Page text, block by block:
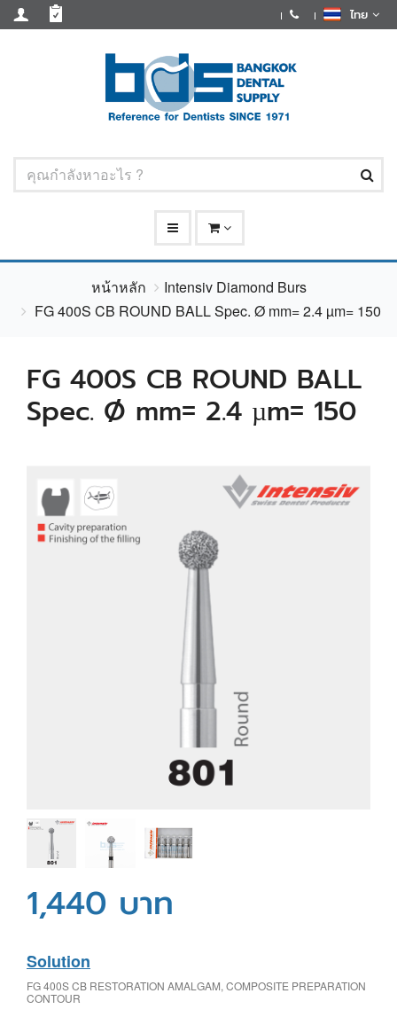
ไทย
หน้าหลัก
Intensiv Diamond Burs
FG 400S CB ROUND BALL Spec. Ø mm= 2.4 µm= 150
FG 400S CB ROUND BALL
Spec. Ø mm= 2.4 µm= 150
1,440 บาท
Solution
FG 400S CB RESTORATION AMALGAM, COMPOSITE PREPARATION
CONTOUR